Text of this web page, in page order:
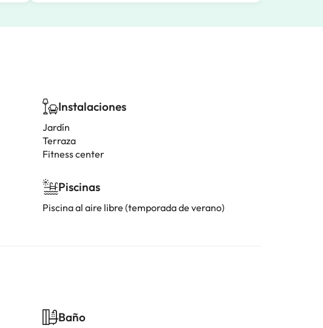
Instalaciones
Jardín
Terraza
Fitness center
Piscinas
Piscina al aire libre (temporada de verano)
Baño